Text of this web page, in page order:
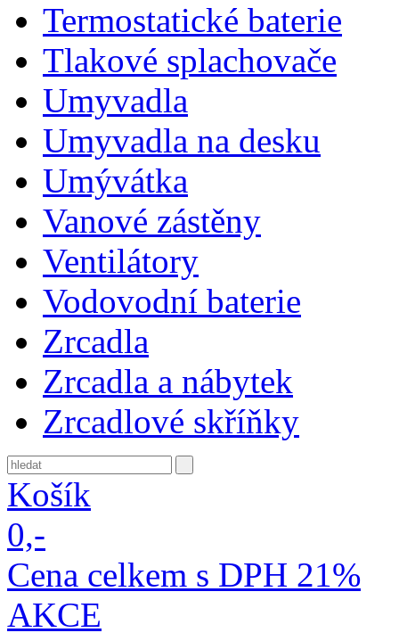
Termostatické baterie
Tlakové splachovače
Umyvadla
Umyvadla na desku
Umývátka
Vanové zástěny
Ventilátory
Vodovodní baterie
Zrcadla
Zrcadla a nábytek
Zrcadlové skříňky
Košík
0,-
Cena celkem s DPH 21%
AKCE